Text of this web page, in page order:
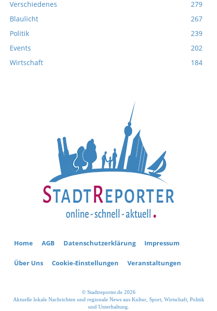
Verschiedenes
279
Blaulicht
267
Politik
239
Events
202
Wirtschaft
184
Home AGB Datenschutzerklärung Impressum
Über Uns Cookie-Einstellungen Veranstaltungen
© Stadtreporter.de 2026
Aktuelle lokale Nachrichten und regionale News aus Kultur, Sport, Wirtschaft, Politik
und Unterhaltung.